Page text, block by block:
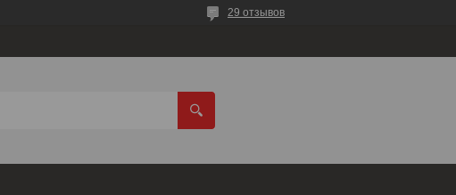
29 отзывов